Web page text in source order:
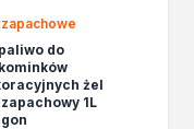
do
żel
1L